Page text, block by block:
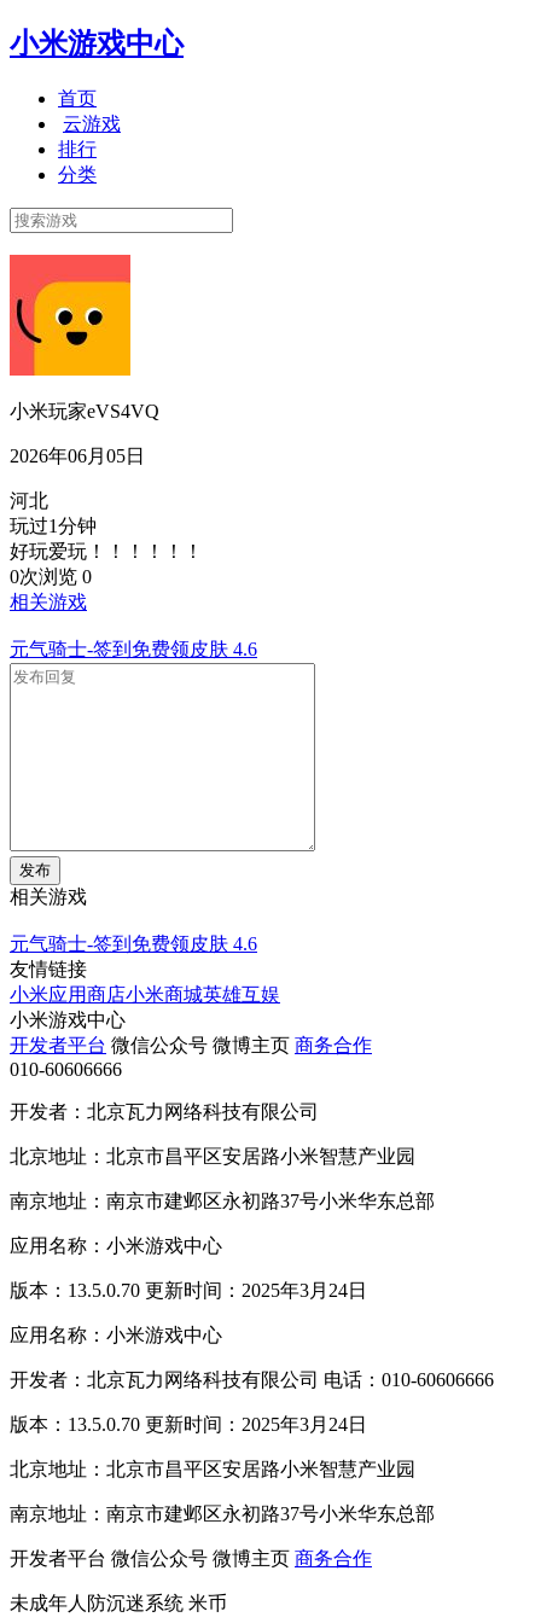
小米游戏中心
首页
云游戏
排行
分类
小米玩家eVS4VQ
2026年06月05日
河北
玩过1分钟
好玩爱玩！！！！！！
0次浏览 0
相关游戏
元气骑士-签到免费领皮肤 4.6
发布
相关游戏
元气骑士-签到免费领皮肤 4.6
友情链接
小米应用商店小米商城英雄互娱
小米游戏中心
开发者平台 微信公众号 微博主页 商务合作
010-60606666
开发者：北京瓦力网络科技有限公司
北京地址：北京市昌平区安居路小米智慧产业园
南京地址：南京市建邺区永初路37号小米华东总部
应用名称：小米游戏中心
版本：13.5.0.70 更新时间：2025年3月24日
应用名称：小米游戏中心
开发者：北京瓦力网络科技有限公司 电话：010-60606666
版本：13.5.0.70 更新时间：2025年3月24日
北京地址：北京市昌平区安居路小米智慧产业园
南京地址：南京市建邺区永初路37号小米华东总部
开发者平台 微信公众号 微博主页 商务合作
未成年人防沉迷系统 米币